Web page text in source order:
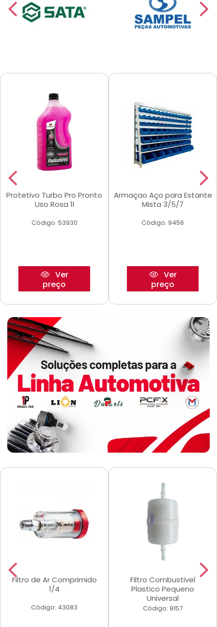
Protetivo Turbo Pro Pronto
Uso Rosa 1l
Código: 53930
Ver
preço
Armaçao Aço para Estante
Mista 3/5/7
Código: 9456
Ver
preço
Filtro de Ar Comprimido
1/4
Código: 43083
Filtro Combustivel
Plastico Pequeno
Universal
Código: 9157